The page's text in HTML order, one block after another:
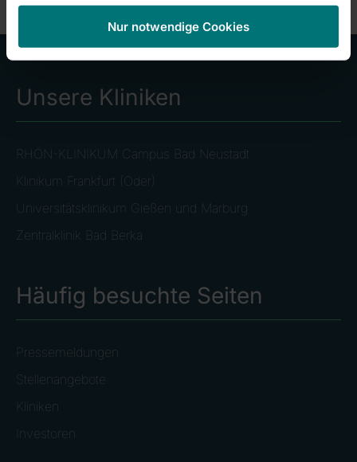
Nur notwendige Cookies
Unsere Kliniken
RHÖN-KLINIKUM Campus Bad Neustadt
Klinikum Frankfurt (Oder)
Universitätsklinikum Gießen und Marburg
Zentralklinik Bad Berka
Häufig besuchte Seiten
Pressemeldungen
Stellenangebote
Kliniken
Investoren